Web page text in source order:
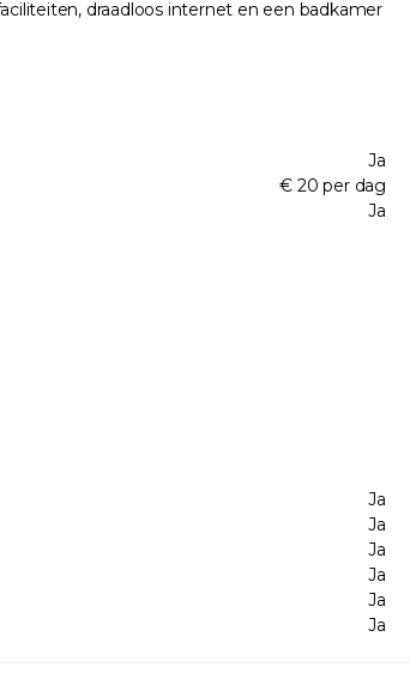
draadloos internet en een badkamer
Ja
€ 20 per dag
Ja
Ja
Ja
Ja
Ja
Ja
Ja